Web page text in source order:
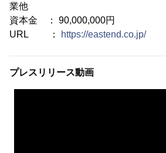
業他
資本金 ： 90,000,000円
URL ：
https://eastend.co.jp/
プレスリリース動画